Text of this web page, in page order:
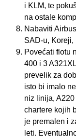
i KLM, te
na ostale
Nabaviti
SAD-u,
Povećati flotu
400 i 3
prevelik za
isto bi imalo
niz linija,
chartere kojih
je premalen i
leti.